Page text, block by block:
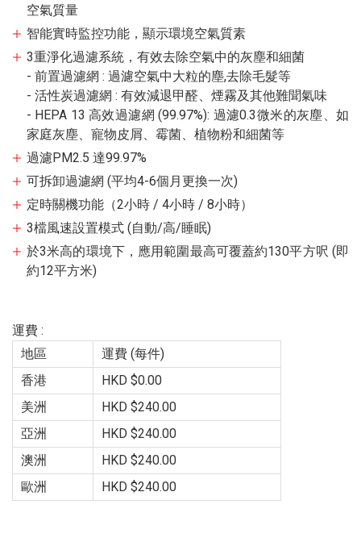
空氣質量
智能實時監控功能，顯示環境空氣質素
3重淨化過濾系統，有效去除空氣中的灰塵和細菌
- 前置過濾網 : 過濾空氣中大粒的塵,去除毛髮等
- 活性炭過濾網 : 有效減退甲醛、煙霧及其他難聞氣味
- HEPA 13 高效過濾網 (99.97%): 過濾0.3微米的灰塵、如
家庭灰塵、寵物皮屑、霉菌、植物粉和細菌等
過濾PM2.5 達99.97%
可拆卸過濾網 (平均4-6個月更換一次)
定時關機功能（2小時 / 4小時 / 8小時）
3檔風速設置模式 (自動/高/睡眠)
於3米高的環境下，應用範圍最高可覆蓋約130平方呎 (即
約12平方米)
運費 :
地區
運費 (每件)
香港
HKD $0.00
美洲
HKD $240.00
亞洲
HKD $240.00
澳洲
HKD $240.00
歐洲
HKD $240.00